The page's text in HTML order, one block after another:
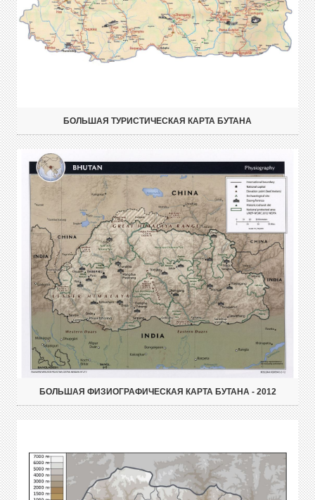
БОЛЬШАЯ ТУРИСТИЧЕСКАЯ КАРТА БУТАНА
БОЛЬШАЯ ФИЗИОГРАФИЧЕСКАЯ КАРТА БУТАНА - 2012